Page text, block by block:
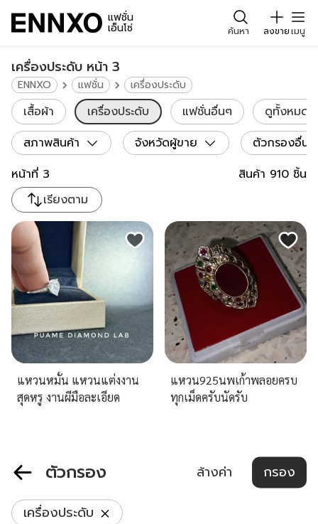
แฟชั่น
เอ็นโซ่ ค้นหา ลงขายเมนู
เครื่องประดับ หน้า 3
ENNXO แฟชั่น เครื่องประดับ
แหวนหมั้น แหวนแต่งงาน
สุดหรู งานผีมือละเอียด
แหวน925นพเก้าพลอยครบ
ทุกเม็ดครับนัดรับ
เสื้อผ้า เครื่องประดับ แฟชั่นอื่นๆ ดูทั้งหมด
หน้าที่ 3 สินค้า 910 ชิ้น
เรียงตาม
สภาพสินค้า จังหวัดผู้ขาย ตัวกรองอื่น
ตัวกรอง ล้างค่า กรอง
เครื่องประดับ